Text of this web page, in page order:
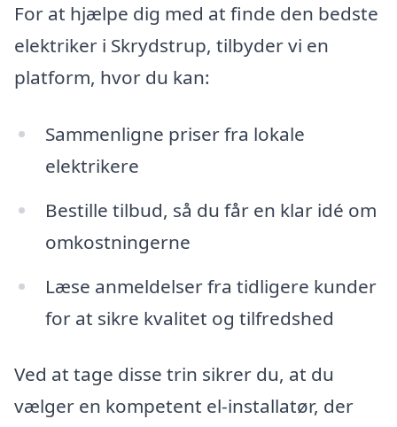
For at hjælpe dig med at finde den bedste
elektriker i Skrydstrup, tilbyder vi en
platform, hvor du kan:
Sammenligne priser fra lokale
elektrikere
Bestille tilbud, så du får en klar idé om
omkostningerne
Læse anmeldelser fra tidligere kunder
for at sikre kvalitet og tilfredshed
Ved at tage disse trin sikrer du, at du
vælger en kompetent el-installatør, der